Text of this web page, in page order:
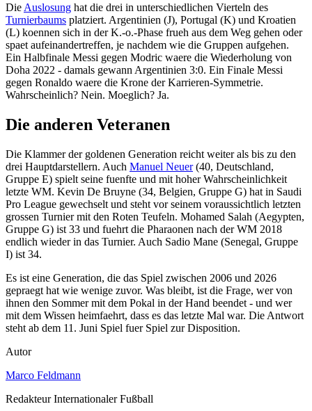
Die Auslosung hat die drei in unterschiedlichen Vierteln des
Turnierbaums platziert. Argentinien (J), Portugal (K) und Kroatien
(L) koennen sich in der K.-o.-Phase frueh aus dem Weg gehen oder
spaet aufeinandertreffen, je nachdem wie die Gruppen aufgehen.
Ein Halbfinale Messi gegen Modric waere die Wiederholung von
Doha 2022 - damals gewann Argentinien 3:0. Ein Finale Messi
gegen Ronaldo waere die Krone der Karrieren-Symmetrie.
Wahrscheinlich? Nein. Moeglich? Ja.
Die anderen Veteranen
Die Klammer der goldenen Generation reicht weiter als bis zu den
drei Hauptdarstellern. Auch Manuel Neuer(40, Deutschland,
Gruppe E) spielt seine fuenfte und mit hoher Wahrscheinlichkeit
letzte WM. Kevin De Bruyne (34, Belgien, Gruppe G) hat in Saudi
Pro League gewechselt und steht vor seinem voraussichtlich letzten
grossen Turnier mit den Roten Teufeln. Mohamed Salah (Aegypten,
Gruppe G) ist 33 und fuehrt die Pharaonen nach der WM 2018
endlich wieder in das Turnier. Auch Sadio Mane (Senegal, Gruppe
I) ist 34.
Es ist eine Generation, die das Spiel zwischen 2006 und 2026
gepraegt hat wie wenige zuvor. Was bleibt, ist die Frage, wer von
ihnen den Sommer mit dem Pokal in der Hand beendet - und wer
mit dem Wissen heimfaehrt, dass es das letzte Mal war. Die Antwort
steht ab dem 11. Juni Spiel fuer Spiel zur Disposition.
Autor
Marco Feldmann
Redakteur Internationaler Fußball